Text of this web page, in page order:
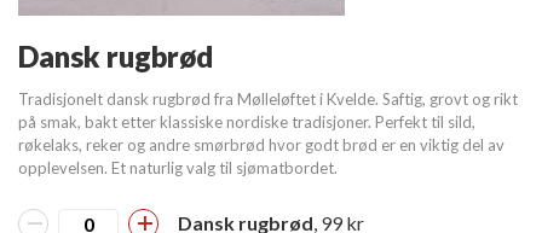
Dansk rugbrød
Tradisjonelt dansk rugbrød fra Mølleløftet i Kvelde. Saftig, grovt og rikt
på smak, bakt etter klassiske nordiske tradisjoner. Perfekt til sild,
røkelaks, reker og andre smørbrød hvor godt brød er en viktig del av
opplevelsen. Et naturlig valg til sjømatbordet.
Dansk rugbrød, 99 kr